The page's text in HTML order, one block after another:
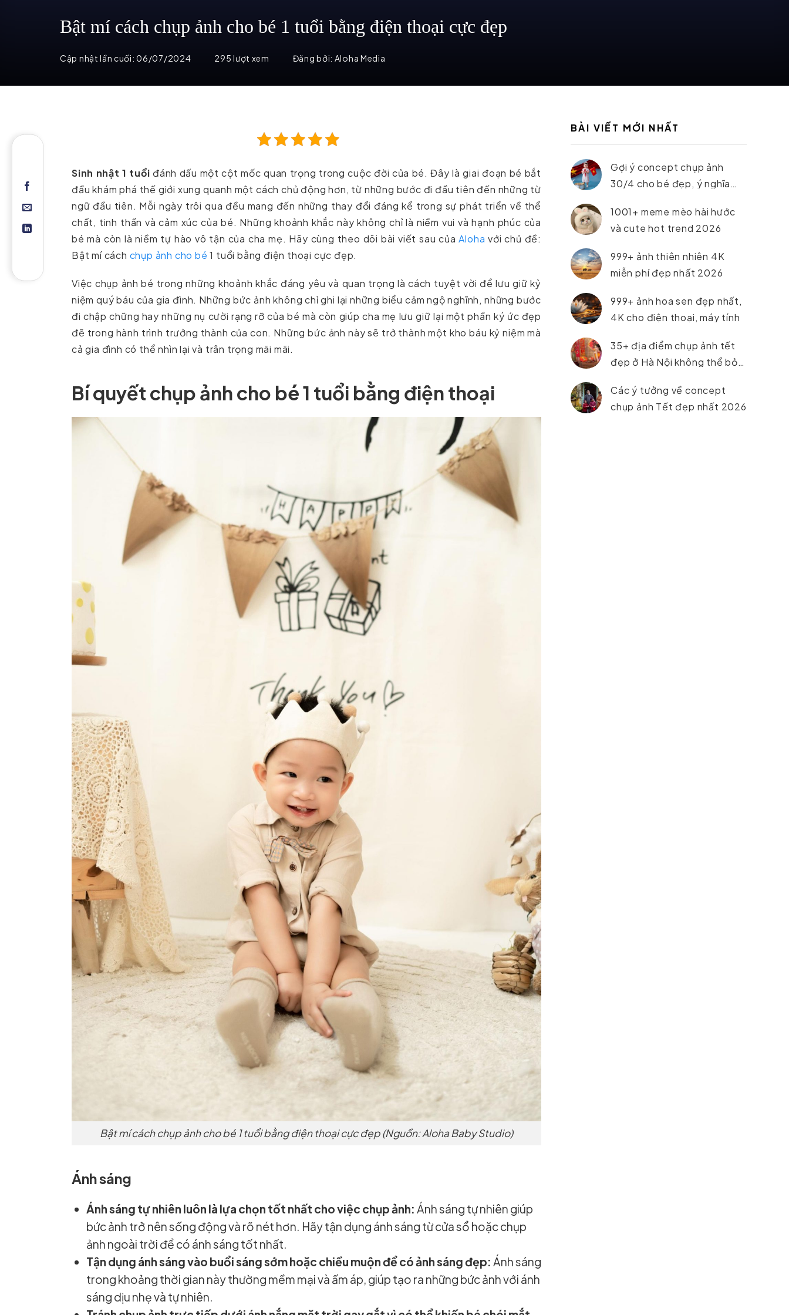
Bật mí cách chụp ảnh cho bé 1 tuổi bằng điện thoại cực đẹp
Cập nhật lần cuối:06/07/2024 295 lượt xem Đăng bởi: Aloha Media
Sinh nhật 1 tuổi đánh dấu một cột mốc quan trọng trong cuộc đời của bé. Đây là giai đoạn bé bắt
đầu khám phá thế giới xung quanh một cách chủ động hơn, từ những bước đi đầu tiên đến những từ
ngữ đầu tiên. Mỗi ngày trôi qua đều mang đến những thay đổi đáng kể trong sự phát triển về thể
chất, tinh thần và cảm xúc của bé. Những khoảnh khắc này không chỉ là niềm vui và hạnh phúc của
bé mà còn là niềm tự hào vô tận của cha mẹ. Hãy cùng theo dõi bài viết sau củaAloha với chủ đề:
Bật mí cách chụp ảnh cho bé 1 tuổi bằng điện thoại cực đẹp.
Việc chụp ảnh bé trong những khoảnh khắc đáng yêu và quan trọng là cách tuyệt vời để lưu giữ kỷ
niệm quý báu của gia đình. Những bức ảnh không chỉ ghi lại những biểu cảm ngộ nghĩnh, những bước
đi chập chững hay những nụ cười rạng rỡ của bé mà còn giúp cha mẹ lưu giữ lại một phần ký ức đẹp
đẽ trong hành trình trưởng thành của con. Những bức ảnh này sẽ trở thành một kho báu kỷ niệm mà
cả gia đình có thể nhìn lại và trân trọng mãi mãi.
Bí quyết chụp ảnh cho bé 1 tuổi bằng điện thoại
Bật mí cách chụp ảnh cho bé 1 tuổi bằng điện thoại cực đẹp (Nguồn: Aloha Baby Studio)
Ánh sáng
Ánh sáng tự nhiên luôn là lựa chọn tốt nhất cho việc chụp ảnh: Ánh sáng tự nhiên giúp
bức ảnh trở nên sống động và rõ nét hơn. Hãy tận dụng ánh sáng từ cửa sổ hoặc chụp
ảnh ngoài trời để có ánh sáng tốt nhất.
Tận dụng ánh sáng vào buổi sáng sớm hoặc chiều muộn để có ảnh sáng đẹp: Ánh sáng
trong khoảng thời gian này thường mềm mại và ấm áp, giúp tạo ra những bức ảnh với ánh
sáng dịu nhẹ và tự nhiên.
BÀI VIẾT MỚI NHẤT
Gợi ý concept chụp ảnh
30/4 cho bé đẹp, ý nghĩa
1001+ meme mèo hài hước
và cute hot trend 2026
999+ ảnh thiên nhiên 4K
miễn phí đẹp nhất 2026
999+ ảnh hoa sen đẹp nhất,
4K cho điện thoại, máy tính
35+ địa điểm chụp ảnh tết
đẹp ở Hà Nội không thể bỏ
Các ý tưởng về concept
chụp ảnh Tết đẹp nhất 2026